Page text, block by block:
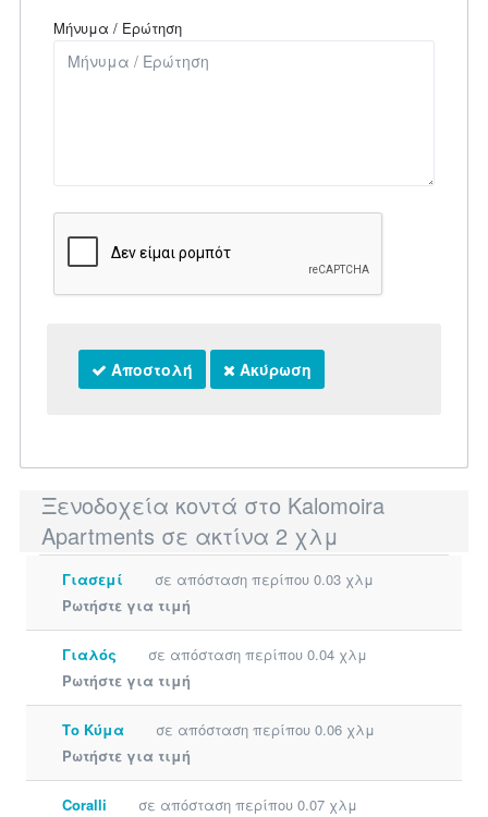
Μήνυμα / Ερώτηση
Αποστολή Ακύρωση
Ξενοδοχεία κοντά στο Kalomoira
Apartments σε ακτίνα 2 χλμ
Γιασεμί
σε απόσταση περίπου 0.03 χλμ
Ρωτήστε για τιμή
Γιαλός
σε απόσταση περίπου 0.04 χλμ
Ρωτήστε για τιμή
Το Κύμα
σε απόσταση περίπου 0.06 χλμ
Ρωτήστε για τιμή
Coralli
σε απόσταση περίπου 0.07 χλμ